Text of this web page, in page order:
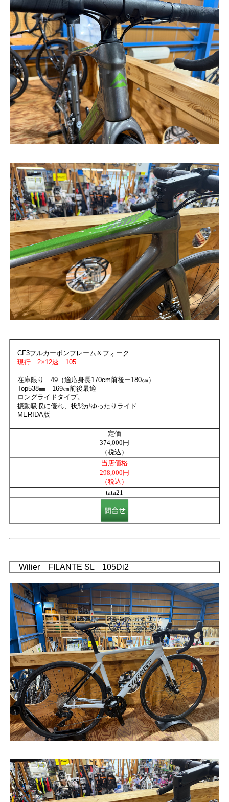
CF3フルカーボンフレーム＆フォーク
現行 2×12速 105
在庫限り 49（適応身長170cm前後ー180㎝）
Top538㎜ 169㎝前後最適
ロングライドタイプ。
振動吸収に優れ、状態がゆったりライド
MERIDA版
定価
374,000円
（税込）
当店価格
298,000円
（税込）
tata21
Wilier FILANTE SL 105Di2